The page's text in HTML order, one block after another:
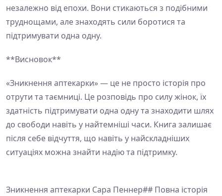
незалежно від епохи. Вони стикаються з подібними
труднощами, але знаходять сили боротися та
підтримувати одна одну.
**Висновок**
«Зникнення аптекарки» — це не просто історія про
отрути та таємниці. Це розповідь про силу жінок, їх
здатність підтримувати одна одну та знаходити шлях
до свободи навіть у найтемніші часи. Книга залишає
після себе відчуття, що навіть у найскладніших
ситуаціях можна знайти надію та підтримку.
Зникнення аптекарки Сара Пеннер## Повна історія